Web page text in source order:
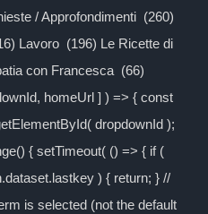
/ Approfondimenti (260)
Lavoro (196) Le Ricette di
con Francesca (66)
homeUrl ] ) => { const
dropdownId );
{ setTimeout( () => { if (
) { return; } //
is selected (not the default